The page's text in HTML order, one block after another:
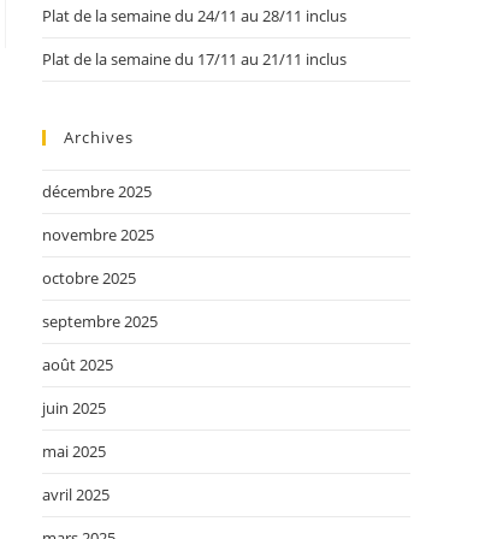
Plat de la semaine du 24/11 au 28/11 inclus
Plat de la semaine du 17/11 au 21/11 inclus
Archives
décembre 2025
novembre 2025
octobre 2025
septembre 2025
août 2025
juin 2025
mai 2025
avril 2025